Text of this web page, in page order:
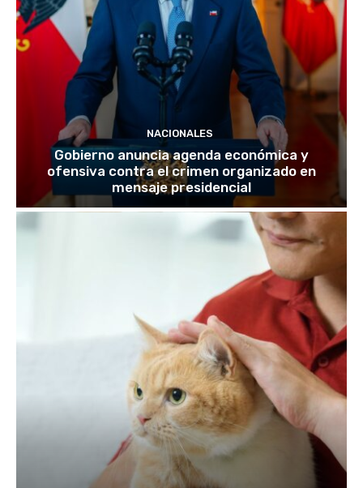
NACIONALES
Gobierno anuncia agenda económica y
ofensiva contra el crimen organizado en
mensaje presidencial